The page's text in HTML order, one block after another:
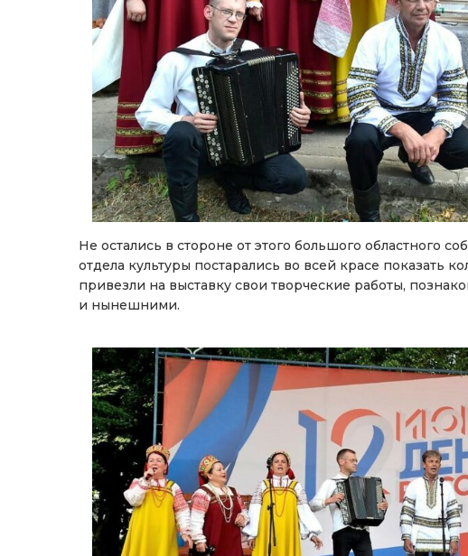
Не остались в стороне от этого большого областного
отдела культуры постарались во всей красе показать
привезли на выставку свои творческие работы,
и нынешними.